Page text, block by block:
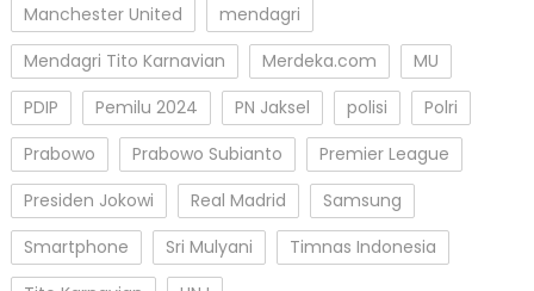
Manchester United
mendagri
Mendagri Tito Karnavian
Merdeka.com
MU
PDIP
Pemilu 2024 PN Jaksel polisi
Polri
Prabowo
Prabowo Subianto
Premier League
Presiden Jokowi
Real Madrid
Samsung
Smartphone
Sri Mulyani
Timnas Indonesia